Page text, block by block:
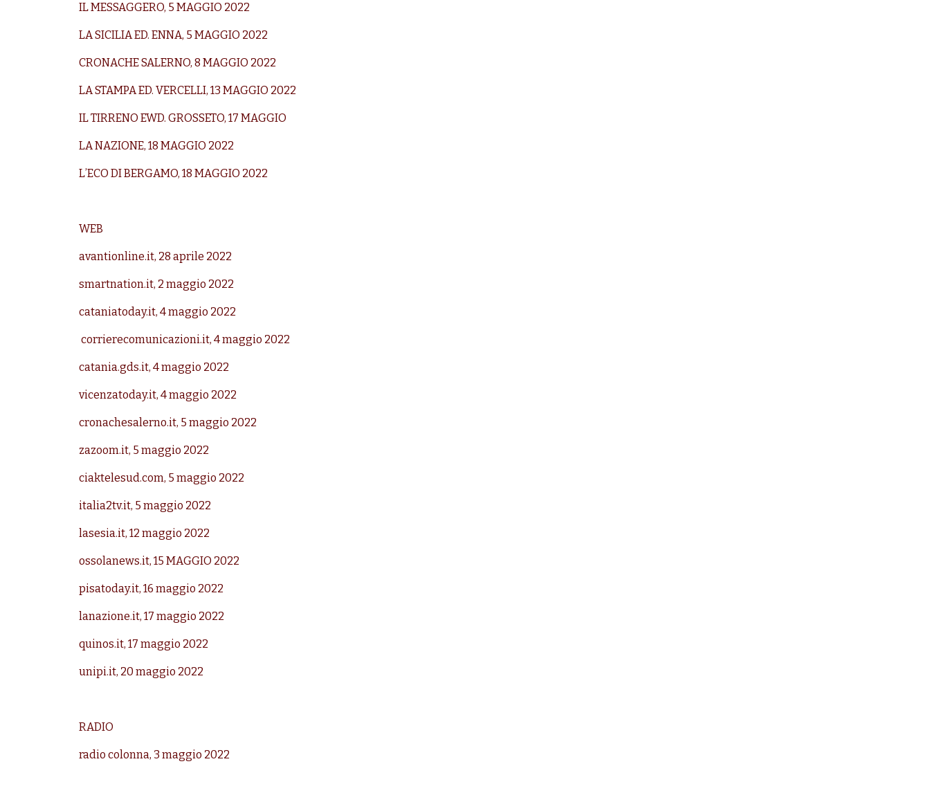
IL MESSAGGERO, 5 MAGGIO 2022
LA SICILIA ED. ENNA, 5 MAGGIO 2022
CRONACHE SALERNO, 8 MAGGIO 2022
LA STAMPA ED. VERCELLI, 13 MAGGIO 2022
IL TIRRENO EWD. GROSSETO, 17 MAGGIO
LA NAZIONE, 18 MAGGIO 2022
L’ECO DI BERGAMO, 18 MAGGIO 2022
WEB
avantionline.it, 28 aprile 2022
smartnation.it, 2 maggio 2022
cataniatoday.it, 4 maggio 2022
corrierecomunicazioni.it, 4 maggio 2022
catania.gds.it, 4 maggio 2022
vicenzatoday.it, 4 maggio 2022
cronachesalerno.it, 5 maggio 2022
zazoom.it, 5 maggio 2022
ciaktelesud.com, 5 maggio 2022
italia2tv.it, 5 maggio 2022
lasesia.it, 12 maggio 2022
ossolanews.it, 15 MAGGIO 2022
pisatoday.it, 16 maggio 2022
lanazione.it, 17 maggio 2022
quinos.it, 17 maggio 2022
unipi.it, 20 maggio 2022
RADIO
radio colonna, 3 maggio 2022